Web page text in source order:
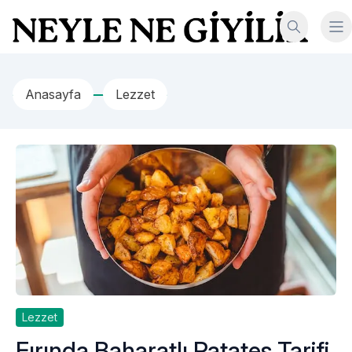
Neyle Ne Giyilir
Anasayfa Lezzet
Lezzet